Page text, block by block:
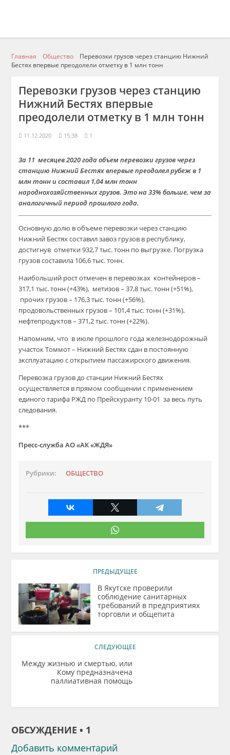
Главная Общество
Перевозки грузов через станцию Нижний
Бестях впервые преодолели отметку в 1 млн тонн
Перевозки грузов через станцию
Нижний Бестях впервые
преодолели отметку в 1 млн тонн
11.12.2020 15:38 1
За 11 месяцев 2020 года объем перевозки грузов через
станцию Нижний Бестях впервые преодолел рубеж в 1
млн тонн и составил 1,04 млн тонн
народнохозяйственных грузов. Это на 33% больше, чем за
аналогичный период прошлого года.
Основную долю в объеме перевозки через станцию
Нижний Бестях составил завоз грузов в республику,
достигнув отметки 932,7 тыс. тонн по выгрузке. Погрузка
грузов составила 106,6 тыс. тонн.
Наибольший рост отмечен в перевозках контейнеров –
317,1 тыс. тонн (+43%), метизов – 37,8 тыс. тонн (+51%),
прочих грузов – 176,3 тыс. тонн (+56%),
продовольственных грузов – 101,4 тыс. тонн (+31%),
нефтепродуктов – 371,2 тыс. тонн (+22%).
Напомним, что в июле прошлого года железнодорожный
участок Томмот – Нижний Бестях сдан в постоянную
эксплуатацию с открытием пассажирского движения.
Перевозка грузов до станции Нижний Бестях
осуществляется в прямом сообщении с применением
единого тарифа РЖД по Прейскуранту 10-01 за весь путь
следования.
***
Пресс-служба АО «АК «ЖДЯ»
Рубрики: ОБЩЕСТВО
ПРЕДЫДУЩЕЕ
В Якутске проверили
соблюдение санитарных
требований в предприятиях
торговли и общепита
СЛЕДУЮЩЕЕ
Между жизнью и смертью, или
Кому предназначена
паллиативная помощь
ОБСУЖДЕНИЕ • 1
Добавить комментарий